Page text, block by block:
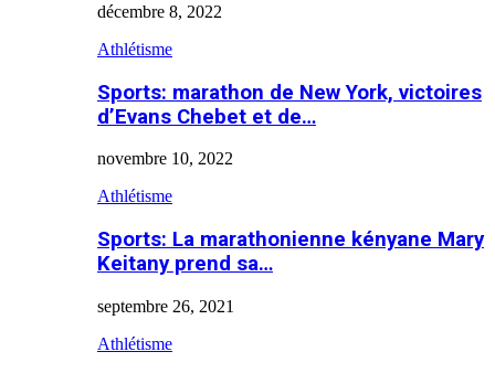
décembre 8, 2022
Athlétisme
Sports: marathon de New York, victoires
d’Evans Chebet et de…
novembre 10, 2022
Athlétisme
Sports: La marathonienne kényane Mary
Keitany prend sa…
septembre 26, 2021
Athlétisme